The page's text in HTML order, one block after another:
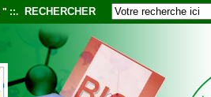
" ::. RECHERCHER